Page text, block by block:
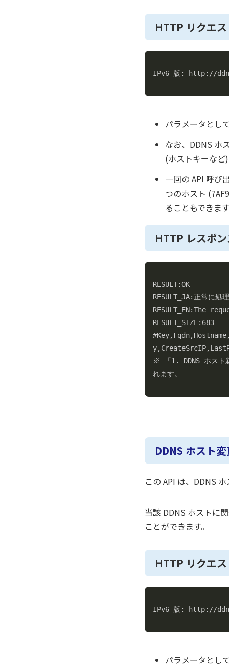
HTTP リクエ
IPv6 版: http://
パラメータとし
なお、DDNS ホ
(ホストキーな
一回の API 呼び
つのホスト
ることもできま
HTTP レスポ
RESULT:OK
RESULT_JA:正常に処
RESULT_EN:The
RESULT_SIZE:683
※ 「1. DDNS ホスト
れます。
DDNS ホスト
この API は、DDNS
当該 DDNS ホストに
ことができます。
HTTP リクエ
IPv6 版: http://
パラメータとし